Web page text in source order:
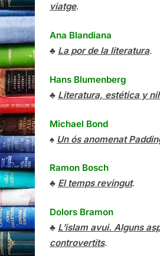
viatge.
Ana Blandiana
♣ La por de la literatura.
Hans Blumenberg
♣ Literatura, estética y
Michael Bond
♠ Un ós anomenat
Ramon Bosch
♣ El temps revingut.
Dolors Bramon
♣ L’islam avui. Alguns
controvertits.